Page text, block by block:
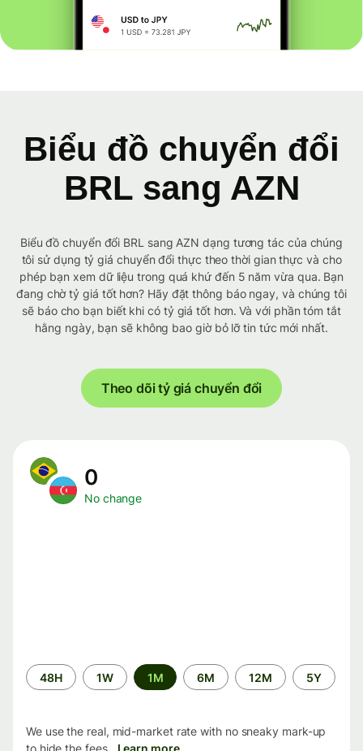
Biểu đồ chuyển đổi
BRL sang AZN
Biểu đồ chuyển đổi BRL sang AZN dạng tương tác của chúng
tôi sử dụng tỷ giá chuyển đổi thực theo thời gian thực và cho
phép bạn xem dữ liệu trong quá khứ đến 5 năm vừa qua. Bạn
đang chờ tỷ giá tốt hơn? Hãy đặt thông báo ngay, và chúng tôi
sẽ báo cho bạn biết khi có tỷ giá tốt hơn. Và với phần tóm tắt
hằng ngày, bạn sẽ không bao giờ bỏ lỡ tin tức mới nhất.
Theo dõi tỷ giá chuyển đổi
0
No change
Time
period
48H 1W 1M 6M 12M 5Y
We use the real, mid-market rate with no sneaky mark-up